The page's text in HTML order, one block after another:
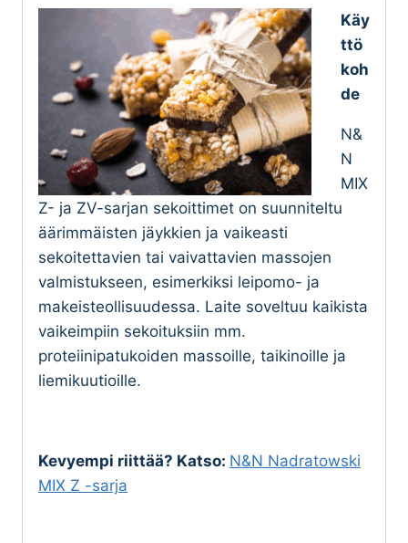
Käy
ttö
koh
de
N&
N
MIX
Z- ja ZV-sarjan sekoittimet on suunniteltu
äärimmäisten jäykkien ja vaikeasti
sekoitettavien tai vaivattavien massojen
valmistukseen, esimerkiksi leipomo- ja
makeisteollisuudessa. Laite soveltuu kaikista
vaikeimpiin sekoituksiin mm.
proteiinipatukoiden massoille, taikinoille ja
liemikuutioille.
Kevyempi riittää? Katso: N&N Nadratowski
MIX Z -sarja